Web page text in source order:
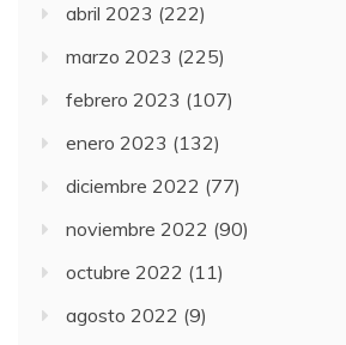
abril 2023 (222)
marzo 2023 (225)
febrero 2023 (107)
enero 2023 (132)
diciembre 2022 (77)
noviembre 2022 (90)
octubre 2022 (11)
agosto 2022 (9)